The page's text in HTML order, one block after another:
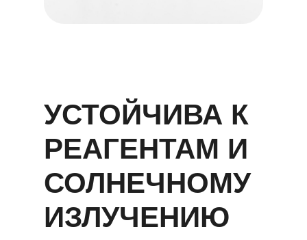
УСТОЙЧИВА К
РЕАГЕНТАМ И
СОЛНЕЧНОМУ
ИЗЛУЧЕНИЮ